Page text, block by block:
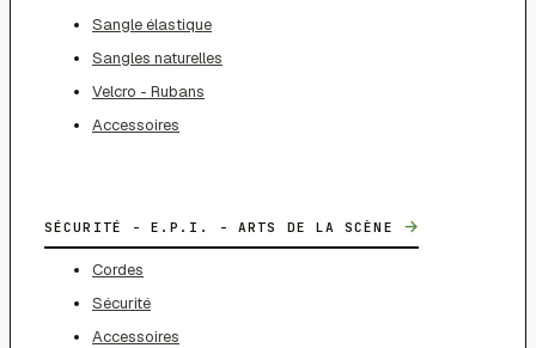
Sangle élastique
Sangles naturelles
Velcro - Rubans
Accessoires
SÉCURITÉ - E.P.I. - ARTS DE LA SCÈNE →
Cordes
Sécurité
Accessoires